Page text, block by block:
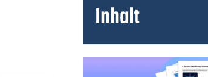
Inhalt